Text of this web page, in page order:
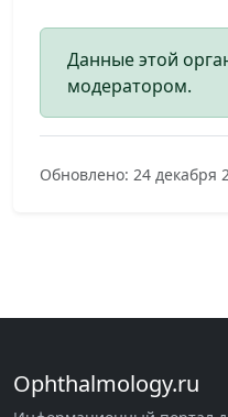
Данные этой
модератором.
Обновлено: 24 декабря
Ophthalmology.ru